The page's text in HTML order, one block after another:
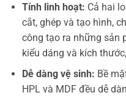
Tính linh hoạt: Cả hai
cắt, ghép và tạo hình,
công tạo ra những sản
kiểu dáng và kích
Dễ dàng vệ sinh: Bề
HPL và MDF đều dễ